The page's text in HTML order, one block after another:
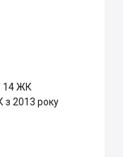
14 ЖК
з 2013 року